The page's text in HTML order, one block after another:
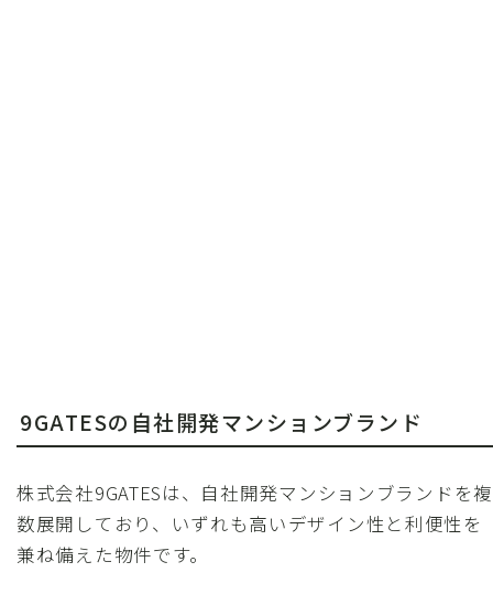
9GATESの自社開発マンションブランド
株式会社9GATESは、自社開発マンションブランドを複
数展開しており、いずれも高いデザイン性と利便性を
兼ね備えた物件です。